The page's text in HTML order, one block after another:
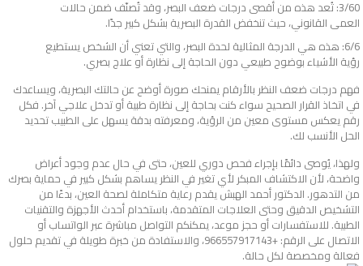
3/60: تُعد هذه من أقصى درجات ضعف البصر، وقد تُصنّف ضمن حالات
العمى القانوني، حيث تنخفض القدرة البصرية بشكل كبير جدًا.
6/6: هذه هي الدرجة المثالية لحدة البصر، والتي تعني أن الشخص يستطيع
رؤية الأشياء بوضوح طبيعي دون الحاجة إلى نظارة أو علاج بصري.
فهم درجات ضعف النظر بالأرقام يمنحك صورة أوضح عن حالتك البصرية، ويساعدك
في اتخاذ القرار الصحيح سواء كنت بحاجة إلى نظارة طبية أو تدخل علاجي آخر. فكل
رقم يعكس مستوى معين من الرؤية، ومعرفته بدقة يسهل على الطبيب تحديد
الحل الأنسب لك.
ولهذا، يُوصى دائمًا بإجراء فحص دوري للعين، حتى في حال عدم وجود أعراض
واضحة، لأن الاكتشاف المبكر لأي تغير في النظر يساهم بشكل كبير في حماية بصرك
من التدهور. الدكتور أحمد الهبش يقدم رعاية متكاملة لصحة العين، بدءًا من
التشخيص الدقيق وحتى العلاجات المتقدمة، باستخدام أحدث الأجهزة والتقنيات
الطبية. للاستفسارات أو حجز موعد، يمكنكم التواصل مباشرة عبر الواتساب أو
الاتصال على الرقم: +966557917143، والاستفادة من خبرة طويلة في تقديم حلول
فعالة ومخصصة لكل حالة.